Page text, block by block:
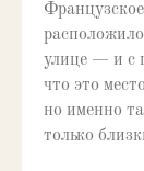
улице — и с
что это
но именно
только